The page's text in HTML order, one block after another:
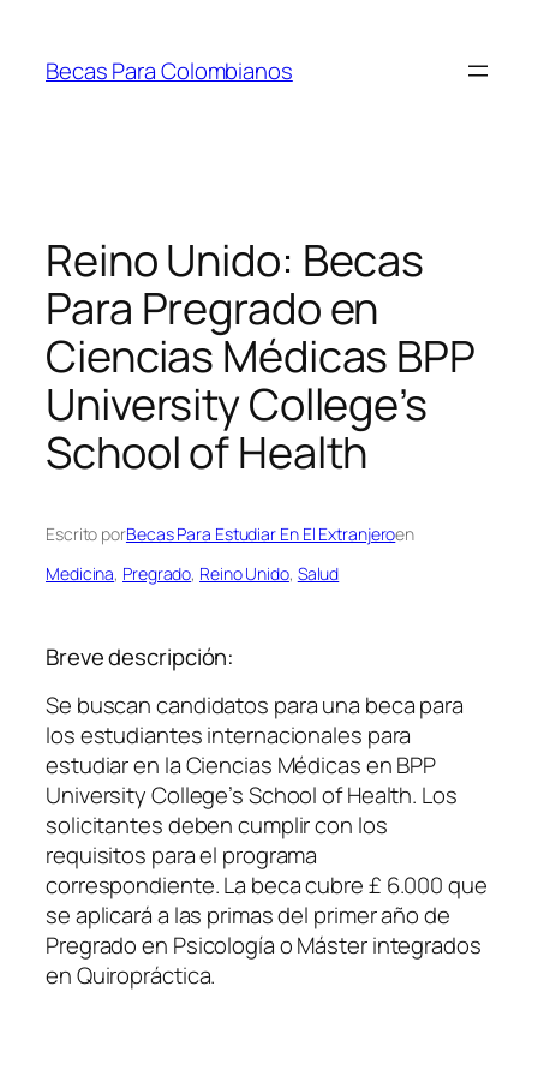
contenido
Becas Para Colombianos
Reino Unido: Becas
Para Pregrado en
Ciencias Médicas BPP
University College’s
School of Health
Escrito porBecas Para Estudiar En El Extranjeroen
Medicina, Pregrado, Reino Unido, Salud
Breve descripción:
Se buscan candidatos para una beca para
los estudiantes internacionales para
estudiar en la Ciencias Médicas en BPP
University College’s School of Health. Los
solicitantes deben cumplir con los
requisitos para el programa
correspondiente. La beca cubre £ 6.000 que
se aplicará a las primas del primer año de
Pregrado en Psicología o Máster integrados
en Quiropráctica.